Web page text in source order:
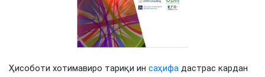
Ҳисоботи хотимавиро тариқи ин саҳифа дастрас кардан